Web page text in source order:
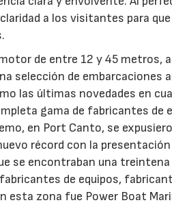
a los visitantes para
de entre 12 y 45 metros,
selección de embarcaciones
las últimas novedades en
gama de fabricantes de
en Port Canto, se
récord con la
se encontraban una
de equipos,
esta zona fue Power Boat